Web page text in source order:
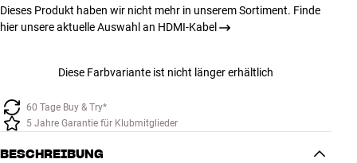
Kundendienst
Anmelden
Dieses Produkt haben wir nicht mehr in unserem Sortiment. Finde
hier unsere aktuelle Auswahl an HDMI-Kabel
Diese Farbvariante ist nicht länger erhältlich
60 Tage Buy & Try*
5 Jahre Garantie für Klubmitglieder
BESCHREIBUNG